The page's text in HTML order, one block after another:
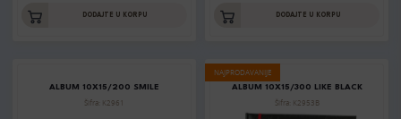
DODAJTE U KORPU DODAJTE U KORPU
ALBUM 10X15/200 SMILE
Šifra: K2961
NAJPRODAVANIJE
ALBUM 10X15/300 LIKE BLACK
Šifra: K2953B